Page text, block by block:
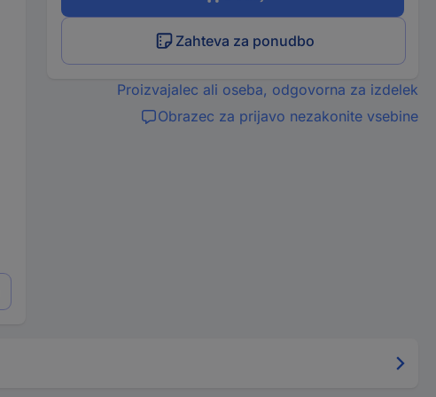
Zahteva za ponudbo
Proizvajalec ali oseba, odgovorna za izdelek
Obrazec za prijavo nezakonite vsebine